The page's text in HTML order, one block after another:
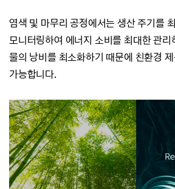
염색 및 마무리 공정에서는 생산 주기를
모니터링하여 에너지 소비를 최대한 관리
물의 낭비를 최소화하기 때문에 친환경
가능합니다.